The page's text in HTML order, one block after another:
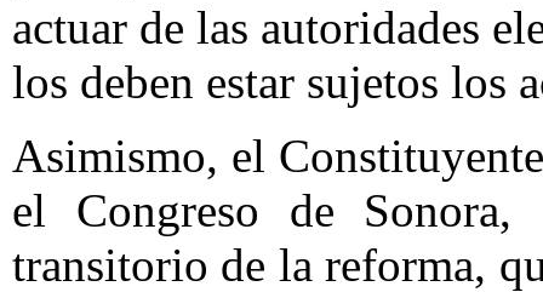
actuar de las autoridades
los deben estar sujetos los
Asimismo, el
el Congreso de
transitorio de la reforma,